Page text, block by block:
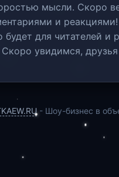
мысли. Скоро
и
будет для читателей и
Скоро увидимся, друзья
- Шоу-бизнес в